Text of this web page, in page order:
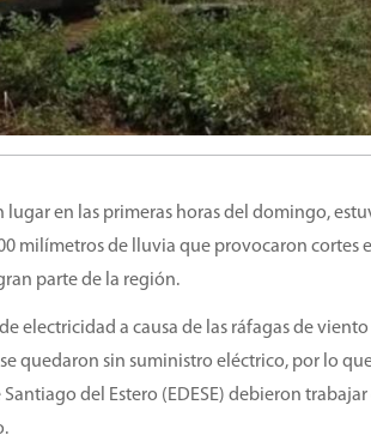
lugar en las primeras horas del domingo,
milímetros de lluvia que provocaron cortes
parte de la región.
electricidad a causa de las ráfagas de
quedaron sin suministro eléctrico, por lo
del Estero (EDESE) debieron